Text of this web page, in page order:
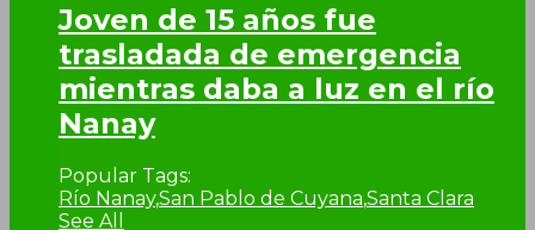
Joven de 15 años fue
trasladada de emergencia
mientras daba a luz en el río
Nanay
Popular Tags:
Río Nanay,San Pablo de Cuyana,Santa Clara
See All